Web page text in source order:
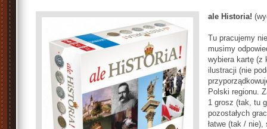
ale Historia!
Tu pracujemy
musimy
wybiera kartę (z
ilustracji (nie
Polski regionu.
1 grosz (tak, tu
pozostałych
łatwe (tak /